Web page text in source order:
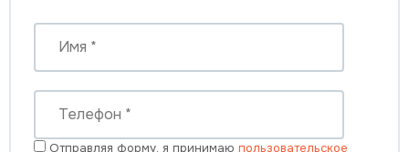
Отправляя форму, я принимаю пользовательское